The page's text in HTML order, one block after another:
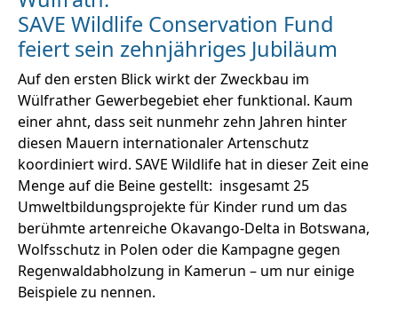
SAVE Wildlife Conservation Fund
feiert sein zehnjähriges Jubiläum
Auf den ersten Blick wirkt der Zweckbau im
Wülfrather Gewerbegebiet eher funktional. Kaum
einer ahnt, dass seit nunmehr zehn Jahren hinter
diesen Mauern internationaler Artenschutz
koordiniert wird. SAVE Wildlife hat in dieser Zeit eine
Menge auf die Beine gestellt: insgesamt 25
Umweltbildungsprojekte für Kinder rund um das
berühmte artenreiche Okavango-Delta in Botswana,
Wolfsschutz in Polen oder die Kampagne gegen
Regenwaldabholzung in Kamerun – um nur einige
Beispiele zu nennen.